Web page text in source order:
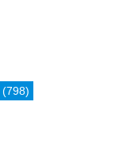
(798)